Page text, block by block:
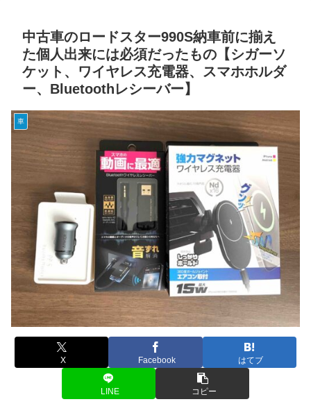
中古車のロードスター990S納車前に揃え
た個人出来には必須だったもの【シガーソ
ケット、ワイヤレス充電器、スマホホルダ
ー、Bluetoothレシーバー】
車
X Facebook はてブ
LINE コピー